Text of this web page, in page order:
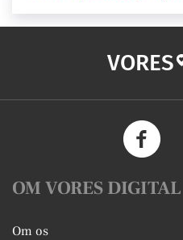
VORES
OM VORES DIGITAL
Om os